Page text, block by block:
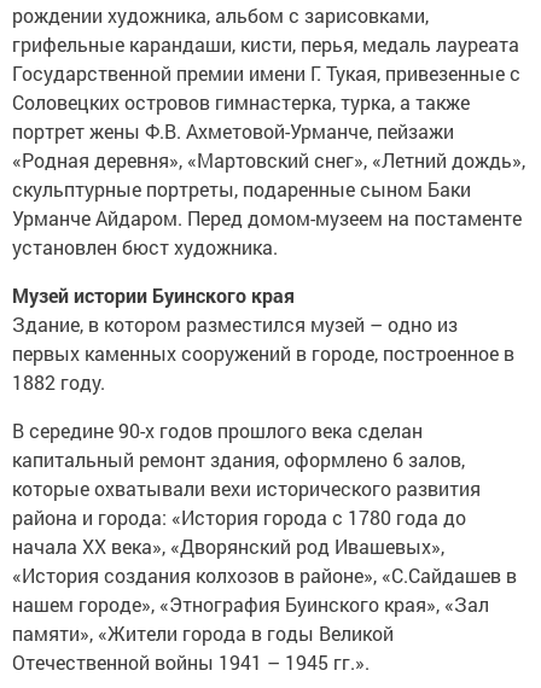
рождении художника, альбом с зарисовками,
грифельные карандаши, кисти, перья, медаль лауреата
Государственной премии имени Г. Тукая, привезенные с
Соловецких островов гимнастерка, турка, а также
портрет жены Ф.В. Ахметовой-Урманче, пейзажи
«Родная деревня», «Мартовский снег», «Летний дождь»,
скульптурные портреты, подаренные сыном Баки
Урманче Айдаром. Перед домом-музеем на постаменте
установлен бюст художника.
Музей истории Буинского края
Здание, в котором разместился музей – одно из
первых каменных сооружений в городе, построенное в
1882 году.
В середине 90-х годов прошлого века сделан
капитальный ремонт здания, оформлено 6 залов,
которые охватывали вехи исторического развития
района и города: «История города с 1780 года до
начала ХХ века», «Дворянский род Ивашевых»,
«История создания колхозов в районе», «С.Сайдашев в
нашем городе», «Этнография Буинского края», «Зал
памяти», «Жители города в годы Великой
Отечественной войны 1941 – 1945 гг.».